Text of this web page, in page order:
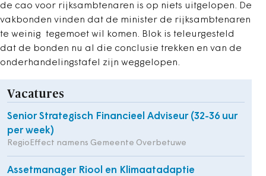
de cao voor rijksambtenaren is op niets uitgelopen. De
vakbonden vinden dat de minister de rijksambtenaren
te weinig tegemoet wil komen. Blok is teleurgesteld
dat de bonden nu al die conclusie trekken en van de
onderhandelingstafel zijn weggelopen.
Vacatures
Senior Strategisch Financieel Adviseur (32-36 uur
per week)
RegioEffect namens Gemeente Overbetuwe
Assetmanager Riool en Klimaatadaptie